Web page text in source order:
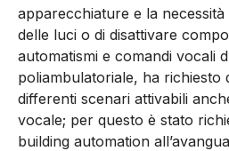
apparecchiature e la necessità
delle luci o di disattivare
automatismi e comandi vocali
poliambulatoriale, ha richiesto
differenti scenari attivabili
vocale; per questo è stato
building automation